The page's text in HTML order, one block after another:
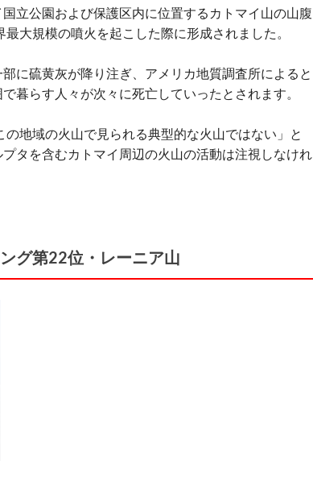
立公園および保護区内に位置するカトマイ山の山腹
大規模の噴火を起こした際に形成されました。
に硫黄灰が降り注ぎ、アメリカ地質調査所によると
暮らす人々が次々に死亡していったとされます。
地域の火山で見られる典型的な火山ではない」と
タを含むカトマイ周辺の火山の活動は注視しなけれ
グ第22位・レーニア山